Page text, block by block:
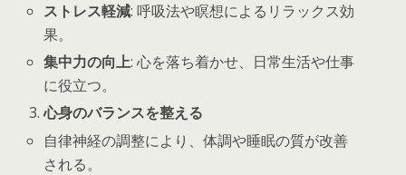
ストレス軽減: 呼吸法や瞑想によるリラックス効
果。
集中力の向上: 心を落ち着かせ、日常生活や仕事
に役立つ。
心身のバランスを整える
自律神経の調整により、体調や睡眠の質が改善
される。